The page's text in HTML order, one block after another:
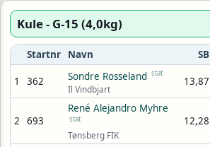
Kule - G-15 (4,0kg)
Startnr Navn SB
1 362 Sondre Rosseland stat
Il Vindbjart
13,87
2 693
René Alejandro Myhre
stat
Tønsberg FIK
12,28